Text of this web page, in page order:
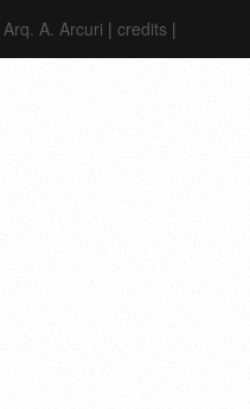
Arq. A. Arcuri | credits |